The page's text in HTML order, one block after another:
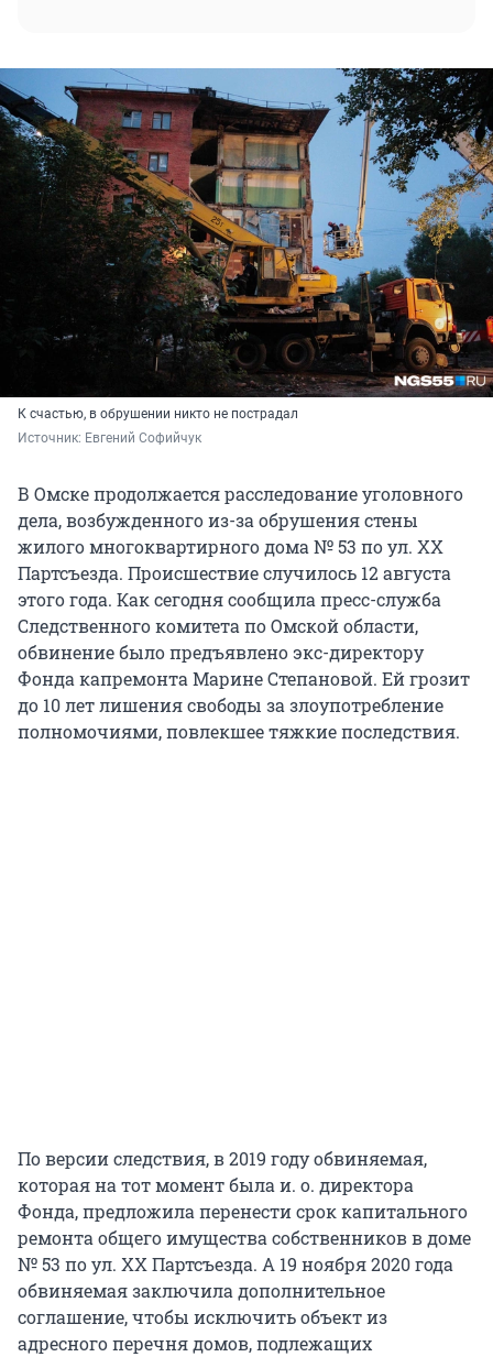
К счастью, в обрушении никто не пострадал
Источник: Евгений Софийчук
В Омске продолжается расследование уголовного
дела, возбужденного из-за обрушения стены
жилого многоквартирного дома № 53 по ул. XX
Партсъезда. Происшествие случилось 12 августа
этого года. Как сегодня сообщила пресс-служба
Следственного комитета по Омской области,
обвинение было предъявлено экс-директору
Фонда капремонта Марине Степановой. Ей грозит
до 10 лет лишения свободы за злоупотребление
полномочиями, повлекшее тяжкие последствия.
По версии следствия, в 2019 году обвиняемая,
которая на тот момент была и. о. директора
Фонда, предложила перенести срок капитального
ремонта общего имущества собственников в доме
№ 53 по ул. XX Партсъезда. А 19 ноября 2020 года
обвиняемая заключила дополнительное
соглашение, чтобы исключить объект из
адресного перечня домов, подлежащих